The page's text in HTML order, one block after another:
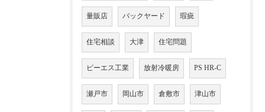
量販店 バックヤード 瑕疵
住宅相談 大津 住宅問題
ピーエス工業 放射冷暖房 PS HR-C
瀬戸市 岡山市 倉敷市 津山市